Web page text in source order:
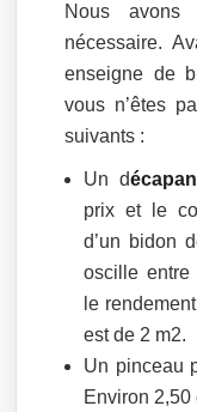
Nous
nécessaire.
enseigne de
vous n’êtes
suivants :
Un d
prix et le
d’un bidon
oscille entre
le
est de 2 m2.
Un pinceau
Environ 2,50